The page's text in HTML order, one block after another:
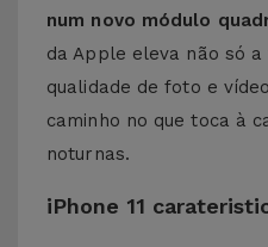
num novo módulo
da Apple eleva não só
qualidade de foto e
caminho no que toca à
noturnas.
iPhone 11